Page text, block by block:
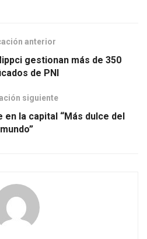
anterior
gestionan más de 350
de PNI
siguiente
la capital “Más dulce del
mundo”